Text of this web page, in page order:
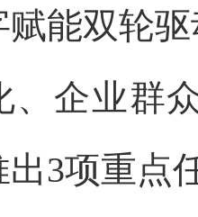
赋能双轮
、企业群
3项重点